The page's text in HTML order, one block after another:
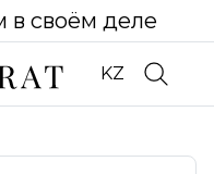
в своём деле
KZ